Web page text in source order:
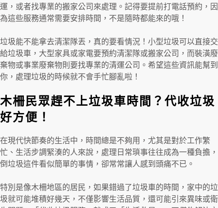
運，或者找專業的搬家公司來處理。記得要提前打電話預約，因
為這些服務通常需要安排時間，不是隨時都能來的哦！
垃圾能不能拿去清潔隊丟，真的要看情況！小型垃圾可以直接交
給垃圾車，大型家具或家電要預約清潔隊或搬家公司，而裝潢廢
棄物或事業廢棄物則要找專業的清運公司。希望這些資訊能幫到
你，處理垃圾的時候就不會手忙腳亂啦！
木柵民眾趕不上垃圾車時間？代收垃圾
好方便！
在現代快節奏的生活中，時間總是不夠用，尤其是對於工作繁
忙、生活步調緊湊的人來說，處理日常瑣事往往成為一種負擔，
倒垃圾這件看似簡單的事情，卻常常讓人感到頭痛不已。
特別是像木柵地區的居民，如果錯過了垃圾車的時間，家中的垃
圾就可能堆積好幾天，不僅影響生活品質，還可能引來異味或衛